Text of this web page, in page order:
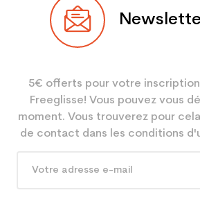
5€ offerts pour votre
Freeglisse! Vous pouvez vous
moment. Vous trouverez pour
de contact dans les conditions